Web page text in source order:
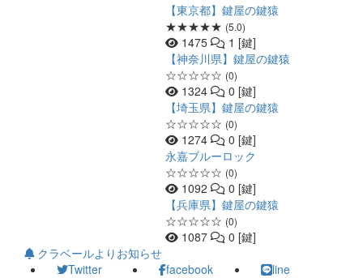
【東京都】鍵屋の鍵猿
★★★★★ (5.0)
1475
1 [鍵]
【神奈川県】鍵屋の鍵猿
☆☆☆☆☆ (0)
1324
0 [鍵]
【埼玉県】鍵屋の鍵猿
☆☆☆☆☆ (0)
1274
0 [鍵]
永嘉ブルーロック
☆☆☆☆☆ (0)
1092
0 [鍵]
【兵庫県】鍵屋の鍵猿
☆☆☆☆☆ (0)
1087
0 [鍵]
クラベールよりお知らせ
Twitter
facebook
line